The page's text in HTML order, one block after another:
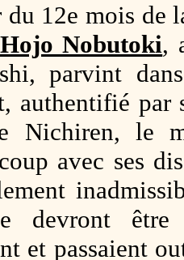
12e mois de
Hojo Nobutoki,
parvint
authentifié
Nichiren, le
avec ses
devront être
et passaient